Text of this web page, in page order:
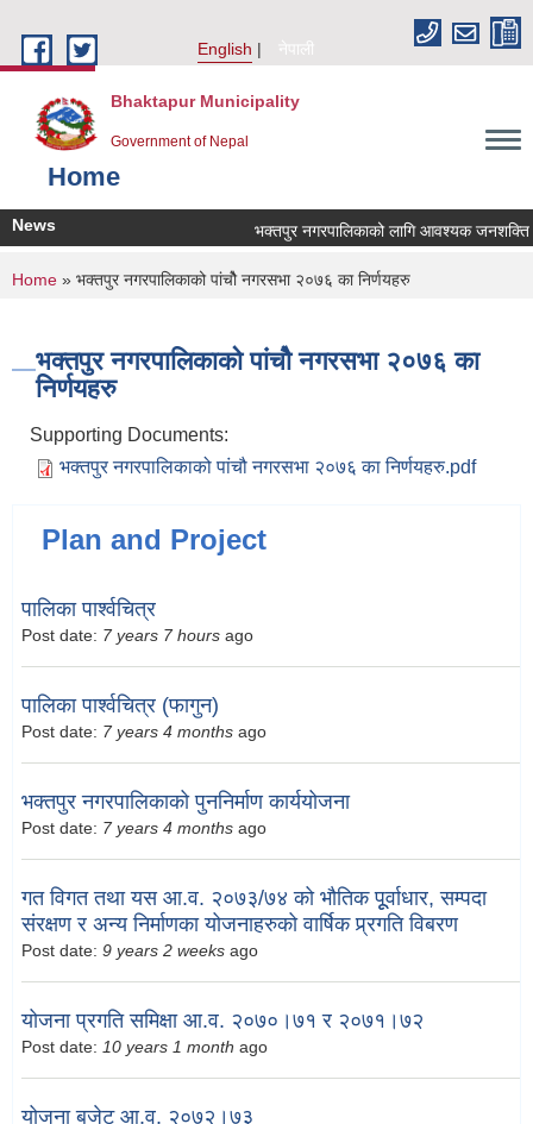
English
नेपाली
Bhaktapur Municipality
Government of Nepal
Home
News भक्तपुर नगरपालिकाको लागि आवश्यक जनशक्ति
You are here
Home » भक्तपुर नगरपालिकाको पांचौे नगरसभा २०७६ का निर्णयहरु
भक्तपुर नगरपालिकाको पांचौे नगरसभा २०७६ का
निर्णयहरु
Supporting Documents:
भक्तपुर नगरपालिकाको पांचौ नगरसभा २०७६ का निर्णयहरु.pdf
Plan and Project
पालिका पार्श्वचित्र
Post date: 7 years 7 hours ago
पालिका पार्श्वचित्र (फागुन)
Post date: 7 years 4 months ago
भक्तपुर नगरपालिकाको पुननिर्माण कार्ययोजना
Post date: 7 years 4 months ago
गत विगत तथा यस आ.व. २०७३/७४ को भौतिक पूूर्वाधार, सम्पदा
संरक्षण र अन्य निर्माणका योजनाहरुको वार्षिक प्र्रगति विबरण
Post date: 9 years 2 weeks ago
योजना प्रगति समिक्षा आ.व. २०७०।७१ र २०७१।७२
Post date: 10 years 1 month ago
योजना बजेट आ.व. २०७२।७३